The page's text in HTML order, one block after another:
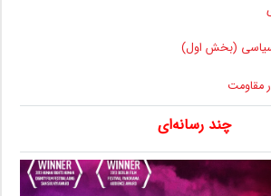
سیاسی (بخش اول)
مقاومت
چند رسانه‌ای